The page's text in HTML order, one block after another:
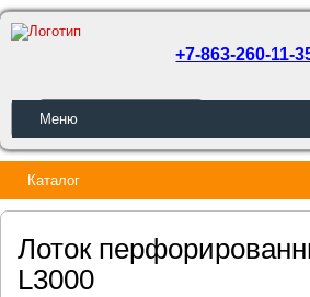
ОБРАТНЫЙ ЗВОНОК
+7-863-260-11-
Меню
Каталог
Лоток
L3000